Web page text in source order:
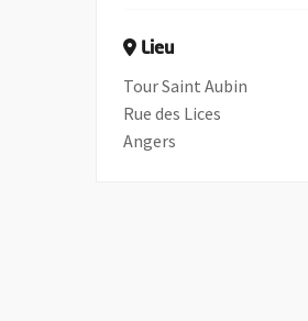
Lieu
Tour Saint Aubin
Rue des Lices
Angers